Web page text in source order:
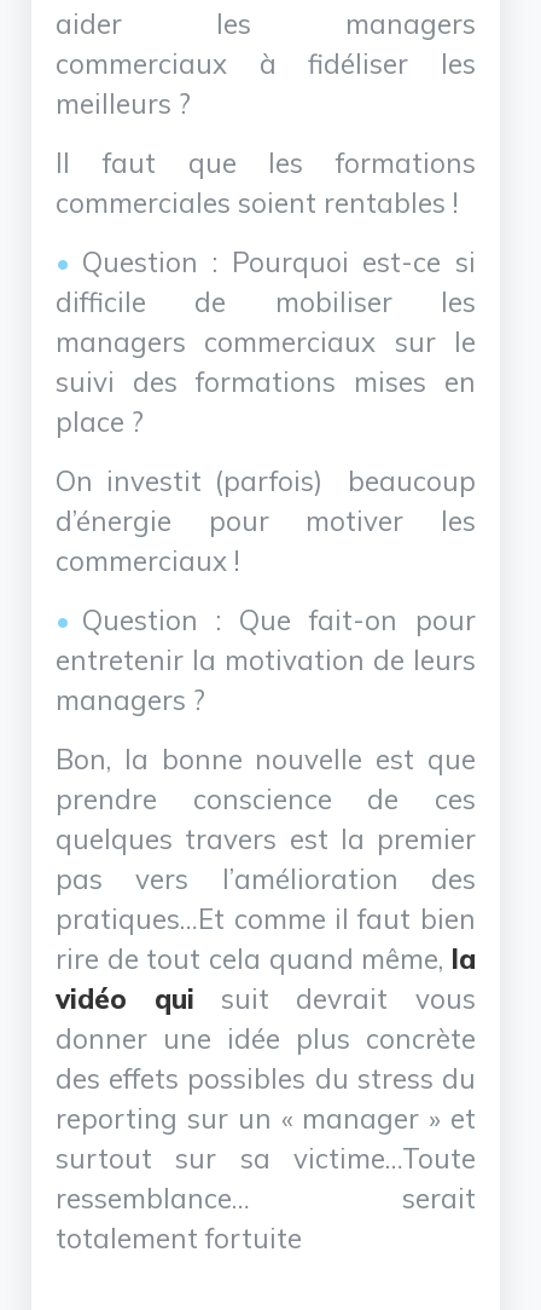
aider les managers
commerciaux à fidéliser les
meilleurs ?
Il faut que les formations
commerciales soient rentables !
Question : Pourquoi est-ce si
difficile de mobiliser les
managers commerciaux sur le
suivi des formations mises en
place ?
On investit (parfois) beaucoup
d’énergie pour motiver les
commerciaux !
Question : Que fait-on pour
entretenir la motivation de leurs
managers ?
Bon, la bonne nouvelle est que
prendre conscience de ces
quelques travers est la premier
pas vers l’amélioration des
pratiques…Et comme il faut bien
rire de tout cela quand même, la
vidéo qui suit devrait vous
donner une idée plus concrète
des effets possibles du stress du
reporting sur un « manager » et
surtout sur sa victime…Toute
ressemblance… serait
totalement fortuite